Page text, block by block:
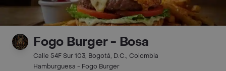
Fogo Burger - Bosa
Calle 54F Sur 103, Bogotá, D.C., Colombia
Hamburguesa - Fogo Burger